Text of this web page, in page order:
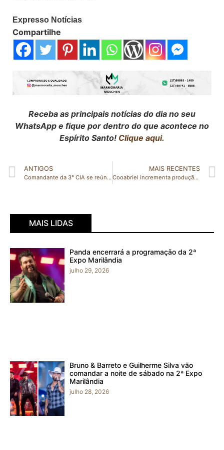
Expresso Notícias
Compartilhe
Receba as principais notícias do dia no seu
WhatsApp e fique por dentro do que acontece no
Espírito Santo! Clique aqui.
ANTIGOS
Comandante da 3° CIA se reúne com prefeito e vice-prefeito de Governador Lindenberg
MAIS RECENTES
Cooabriel incrementa produção de cafés certificados
MAIS LIDAS
Panda encerrará a programação da 2ª
Expo Marilândia
julho 29, 2026
Bruno & Barreto e Guilherme Silva vão
comandar a noite de sábado na 2ª Expo
Marilândia
julho 28, 2026